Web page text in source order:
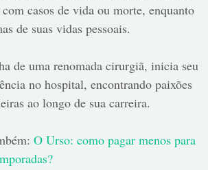
casos de vida ou morte, enquanto
de suas vidas pessoais.
de uma renomada cirurgiã, inicia seu
no hospital, encontrando paixões
ao longo de sua carreira.
O Urso: como pagar menos para